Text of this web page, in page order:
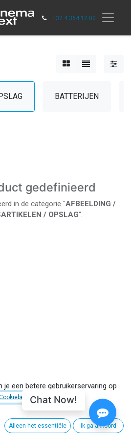
+32 4 364 12 00
BATTERIJEN
gedefinieerd
in de categorie "AFBEELDING /
/ OPSLAG".
je een betere gebruikerservaring op
Alleen het essentiële Ik ga akkoord
Chat Now!